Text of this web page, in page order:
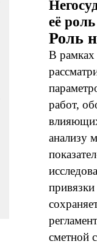
её
Роль
В рамках
работ,
анализу
сметной